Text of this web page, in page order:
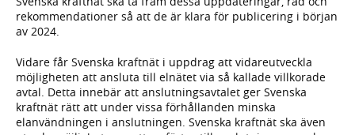
rekommendationer så att de är klara för publicering i början
av 2024.
Vidare får Svenska kraftnät i uppdrag att vidareutveckla
möjligheten att ansluta till elnätet via så kallade villkorade
avtal. Detta innebär att anslutningsavtalet ger Svenska
kraftnät rätt att under vissa förhållanden minska
elanvändningen i anslutningen. Svenska kraftnät ska även